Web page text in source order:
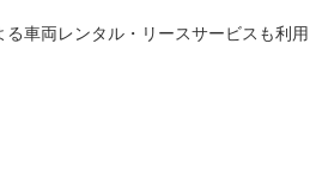
車両レンタル・リースサービスも利用